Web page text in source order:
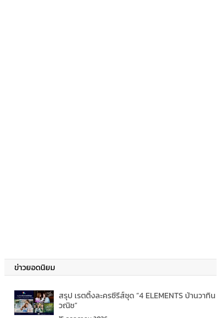
ข่าวยอดนิยม
สรุป เรตติ้งละครซีรีส์ชุด “4 ELEMENTS บ้านวาทิน
วณิช”